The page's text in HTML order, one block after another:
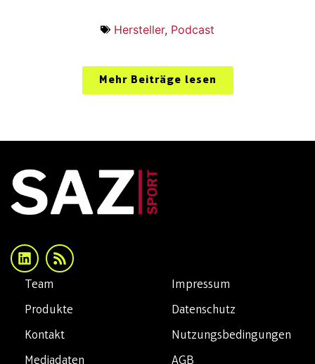
Hersteller, Podcast
Mehr Beiträge lesen
Impressum
Datenschutz
Nutzungsbedingungen
AGB
Team
Produkte
Kontakt
Mediadaten